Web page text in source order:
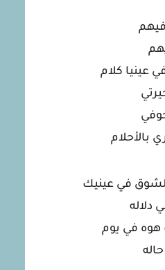
عينيا كلام
بالأحلام
في عينيك
دلاله
هوه في يوم